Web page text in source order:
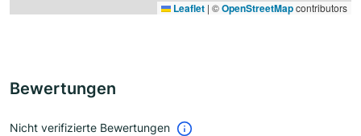
Leaflet | ©OpenStreetMapcontributors
Bewertungen
Nicht verifizierte Bewertungen